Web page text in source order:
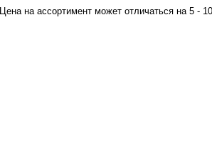
Цена на ассортимент может отличаться на 5 -